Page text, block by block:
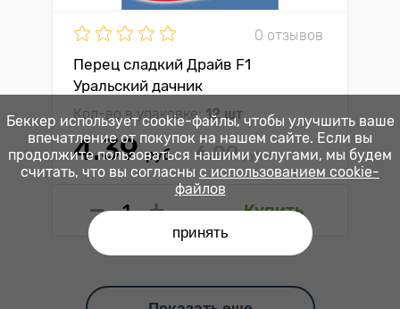
0 отзывов
Перец сладкий Драйв F1
Уральский дачник
Кол-во в упаковке:12 шт
4.39 руб 6.09 руб
Купить
Беккер использует cookie-файлы, чтобы улучшить ваше
впечатление от покупок на нашем сайте. Если вы
продолжите пользоваться нашими услугами, мы будем
считать, что вы согласны с использованием cookie-
файлов
принять